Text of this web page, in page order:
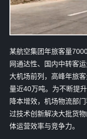
某航空集团年旅客量
网通达性、国内中转客
大机场前列，高峰年旅
量近40万吨。为不断提
降本增效，机场物流部
过技术创新解决大批货
体运营效率与竞争力。